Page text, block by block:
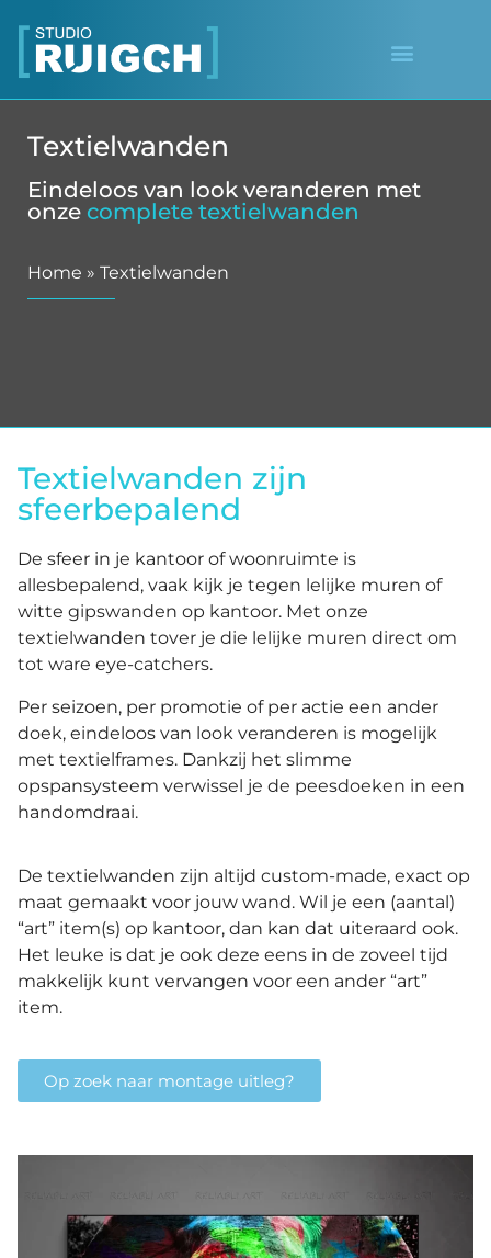
Textielwanden
Eindeloos van look veranderen met
onze complete textielwanden
Home » Textielwanden
Textielwanden zijn
sfeerbepalend
De sfeer in je kantoor of woonruimte is
allesbepalend, vaak kijk je tegen lelijke muren of
witte gipswanden op kantoor. Met onze
textielwanden tover je die lelijke muren direct om
tot ware eye-catchers.
Per seizoen, per promotie of per actie een ander
doek, eindeloos van look veranderen is mogelijk
met textielframes. Dankzij het slimme
opspansysteem verwissel je de peesdoeken in een
handomdraai.
De textielwanden zijn altijd custom-made, exact op
maat gemaakt voor jouw wand. Wil je een (aantal)
“art” item(s) op kantoor, dan kan dat uiteraard ook.
Het leuke is dat je ook deze eens in de zoveel tijd
makkelijk kunt vervangen voor een ander “art”
item.
Op zoek naar montage uitleg?